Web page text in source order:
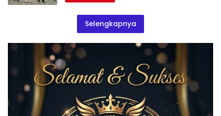
Selengkapnya